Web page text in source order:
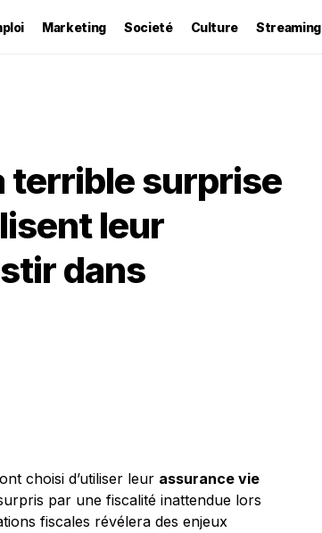
Marketing Societé Culture Streaming
terrible surprise
leur
dans
choisi d’utiliser leur assurance vie
par une fiscalité inattendue lors
fiscales révélera des enjeux